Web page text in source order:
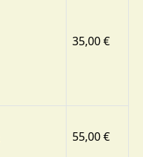
35,00 €
55,00 €